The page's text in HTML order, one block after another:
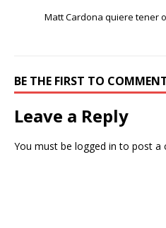
Matt Cardona quiere tener
BE THE FIRST TO
Leave a Reply
You must be logged in to post a